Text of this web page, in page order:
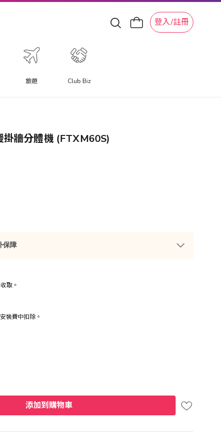
登入/註冊
旅遊 Club Biz
牆分體機 (FTXM60S)
保障
取。
裝費中扣除。
添加到購物車